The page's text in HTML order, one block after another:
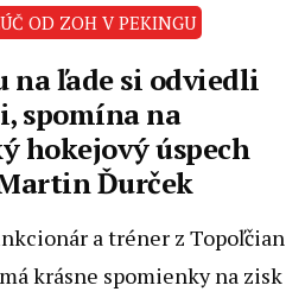
OD ZOH V PEKINGU
na ľade si odviedli
spomína na
hokejový úspech
Ďurček
a tréner z Topoľčian
krásne spomienky na zisk